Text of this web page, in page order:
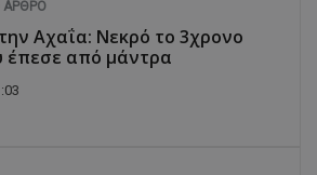
ΆΡΘΡΟ
Αχαΐα: Νεκρό το 3χρονο
έπεσε από μάντρα